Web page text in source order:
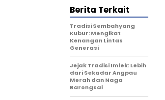
Berita Terkait
Tradisi Sembahyang
Kubur: Mengikat
Kenangan Lintas
Generasi
Jejak Tradisi Imlek: Lebih
dari Sekadar Angpau
Merah dan Naga
Barongsai